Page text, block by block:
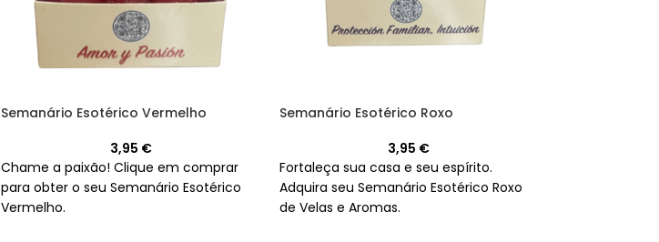
Semanário Esotérico Vermelho
3,95 €
Chame a paixão! Clique em comprar
para obter o seu Semanário Esotérico
Vermelho.
Semanário Esotérico Roxo
3,95 €
Fortaleça sua casa e seu espírito.
Adquira seu Semanário Esotérico Roxo
de Velas e Aromas.